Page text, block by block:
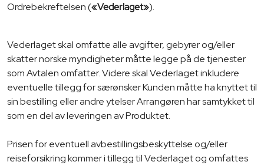
Ordrebekreftelsen («Vederlaget»).
Vederlaget skal omfatte alle avgifter, gebyrer og/eller
skatter norske myndigheter måtte legge på de tjenester
som Avtalen omfatter. Videre skal Vederlaget inkludere
eventuelle tillegg for særønsker Kunden måtte ha knyttet til
sin bestilling eller andre ytelser Arrangøren har samtykket til
som en del av leveringen av Produktet.
Prisen for eventuell avbestillingsbeskyttelse og/eller
reiseforsikring kommer i tillegg til Vederlaget og omfattes